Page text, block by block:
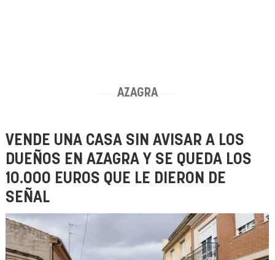
AZAGRA
VENDE UNA CASA SIN AVISAR A LOS
DUEÑOS EN AZAGRA Y SE QUEDA LOS
10.000 EUROS QUE LE DIERON DE
SEÑAL